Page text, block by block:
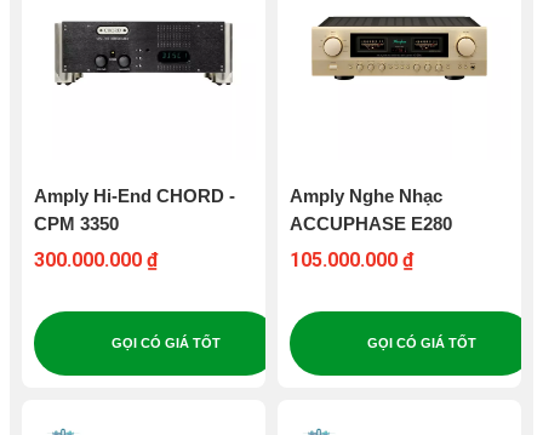
Amply Hi-End CHORD -
CPM 3350
300.000.000 ₫
GỌI CÓ GIÁ TỐT
Amply Nghe Nhạc
ACCUPHASE E280
105.000.000 ₫
GỌI CÓ GIÁ TỐT